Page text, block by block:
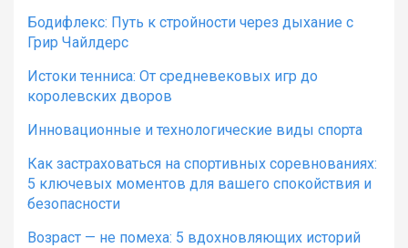
Бодифлекс: Путь к стройности через дыхание с
Грир Чайлдерс
Истоки тенниса: От средневековых игр до
королевских дворов
Инновационные и технологические виды спорта
Как застраховаться на спортивных соревнованиях:
5 ключевых моментов для вашего спокойствия и
безопасности
Возраст — не помеха: 5 вдохновляющих историй